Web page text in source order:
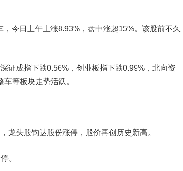
日上午上涨8.93%，盘中涨超15%。该股前不久
成指下跌0.56%，创业板指下跌0.99%，北向资
等板块走势活跃。
头股钧达股份涨停，股价再创历史新高。
。